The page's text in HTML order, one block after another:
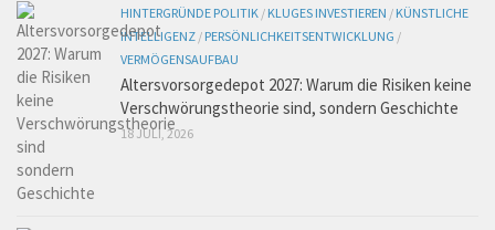
HINTERGRÜNDE POLITIK / KLUGES INVESTIEREN / KÜNSTLICHE
INTELLIGENZ / PERSÖNLICHKEITSENTWICKLUNG /
VERMÖGENSAUFBAU
Altersvorsorgedepot 2027: Warum die Risiken keine
Verschwörungstheorie sind, sondern Geschichte
18 JULI, 2026